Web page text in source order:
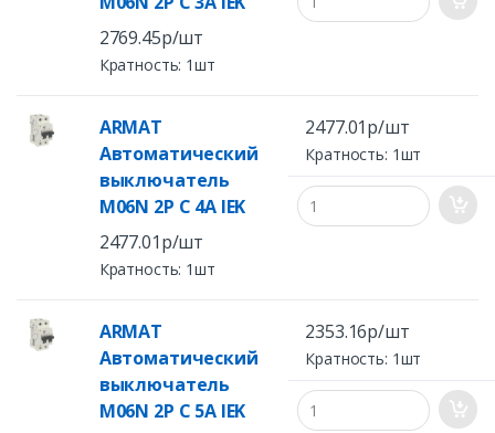
2769.45р/шт
Кратность: 1шт
ARMAT
Автоматический
выключатель
M06N 2P C 4А IEK
2477.01р/шт
Кратность: 1шт
2477.01р/шт
Кратность: 1шт
ARMAT
Автоматический
выключатель
M06N 2P C 5А IEK
2353.16р/шт
Кратность: 1шт